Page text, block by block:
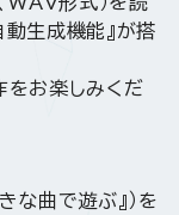
生成機能』が搭
をお楽しみくだ
な曲で遊ぶ』）を